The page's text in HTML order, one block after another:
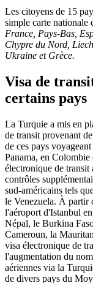
Les citoyens de 15
simple carte nationale
France, Pays-Bas,
Chypre du Nord,
Ukraine et Grèce.
Visa de
certains pays
La Turquie a mis en
de transit provenant
de ces pays
Panama, en
électronique de transit
contrôles
sud-américains tels
le Venezuela. À partir
l'aéroport d'Istanbul
Népal, le Burkina
Cameroun, la
visa électronique de
l'augmentation du
aériennes via la
de divers pays du